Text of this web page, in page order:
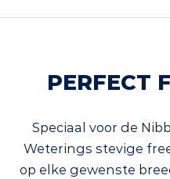
PERFECT
Speciaal voor de
Weterings stevige
op elke gewenste